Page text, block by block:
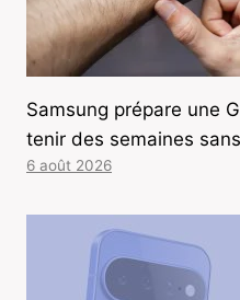
Samsung prépare une
tenir des semaines
6 août 2026